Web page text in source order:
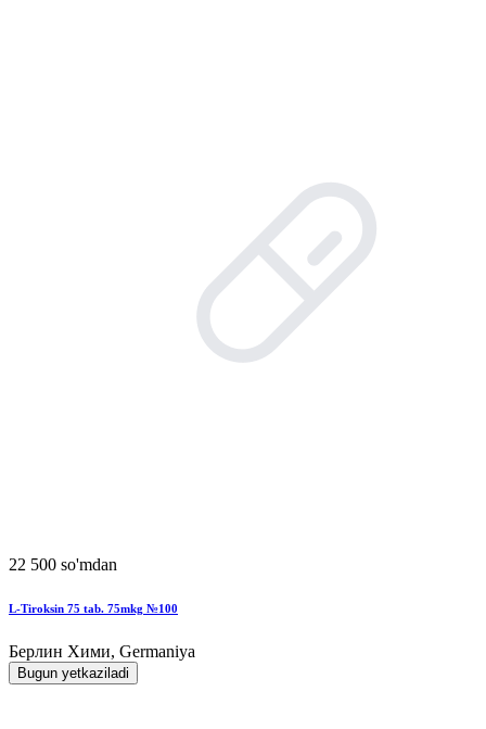
22 500 so'mdan
L-Tiroksin 75 tab. 75mkg №100
Берлин Хими, Germaniya
Bugun yetkaziladi